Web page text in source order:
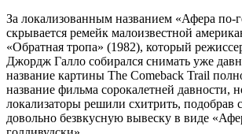
За локализованным названием «Афера по-
скрывается ремейк малоизвестной
«Обратная тропа» (1982), который
Джордж Галло собирался снимать уже
название картины The Comeback Trail
название фильма сорокалетней давности,
локализаторы решили схитрить, подобрав
довольно безвкусную вывеску в виде